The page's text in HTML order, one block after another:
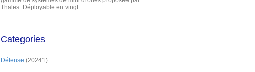
Thales. Déployable en vingt...
Categories
Défense (20241)